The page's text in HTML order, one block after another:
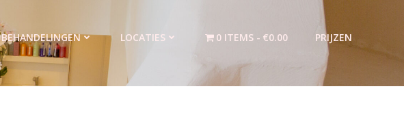
BEHANDELINGEN LOCATIES 0 ITEMS €0.00 PRIJZEN